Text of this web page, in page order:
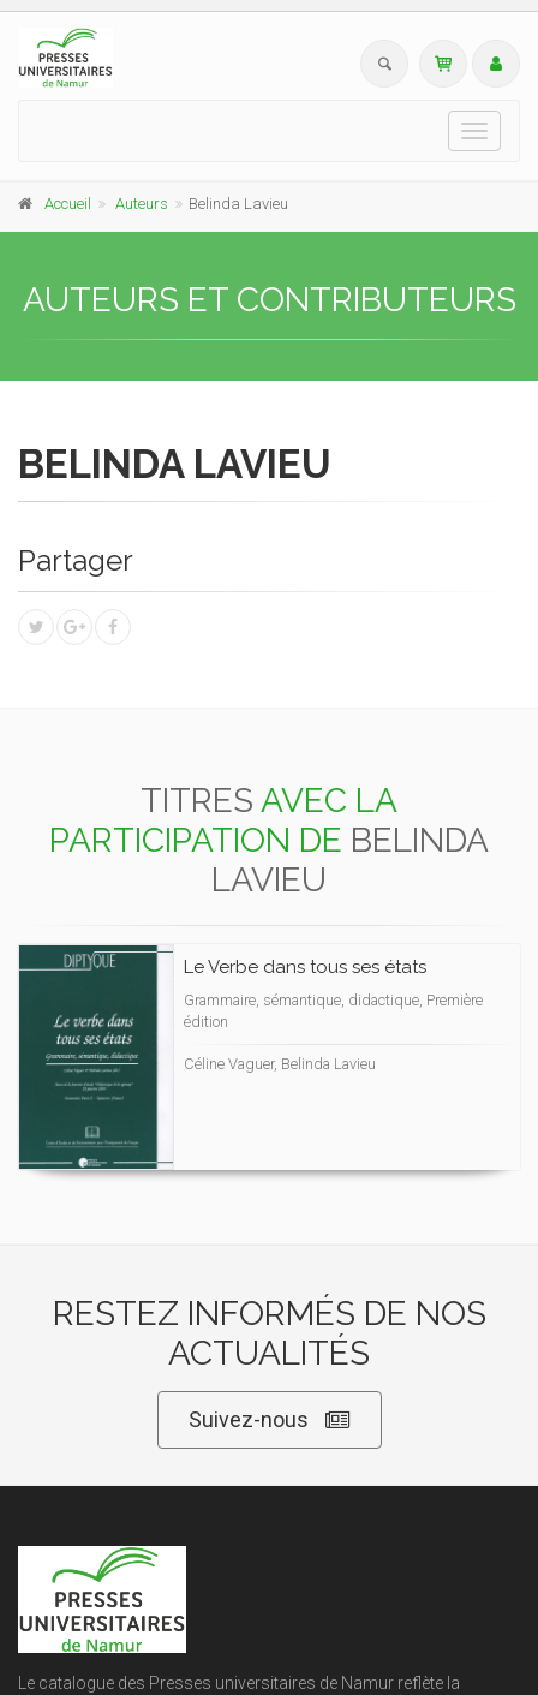
Toggle
Accueil Auteurs Belinda Lavieu
AUTEURS ET CONTRIBUTEURS
BELINDA LAVIEU
Partager
TITRES AVEC LA
PARTICIPATION DE BELINDA
LAVIEU
Le Verbe dans tous ses états
Grammaire, sémantique, didactique, Première
édition
Céline Vaguer, Belinda Lavieu
RESTEZ INFORMÉS DE NOS
ACTUALITÉS
Suivez-nous
Le catalogue des Presses universitaires de Namur reflète la